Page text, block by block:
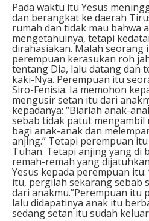
Pada waktu itu Yesus
dan berangkat ke daerah
rumah dan tidak mau bahwa
mengetahuinya, tetapi
dirahasiakan. Malah seorang
perempuan kerasukan roh
tentang Dia, lalu datang dan
kaki-Nya. Perempuan itu
Siro-Fenisia. Ia memohon
mengusir setan itu dari
kepadanya: “Biarlah anak-
sebab tidak patut mengambil
bagi anak-anak dan
anjing.” Tetapi perempuan
Tuhan. Tetapi anjing yang di
remah-remah yang
Yesus kepada perempuan
itu, pergilah sekarang sebab
dari anakmu.”Perempuan itu
lalu didapatinya anak itu
sedang setan itu sudah